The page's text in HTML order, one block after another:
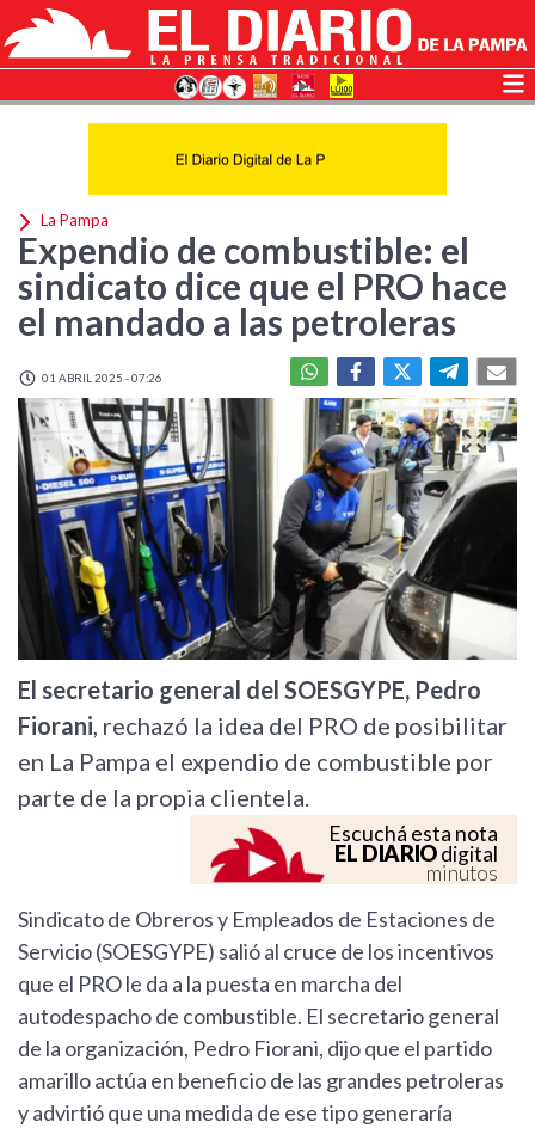
La Pampa
Expendio de combustible: el
sindicato dice que el PRO hace
el mandado a las petroleras
01 ABRIL 2025 - 07:26
El secretario general del SOESGYPE, Pedro
Fiorani, rechazó la idea del PRO de posibilitar
en La Pampa el expendio de combustible por
parte de la propia clientela.
Escuchá esta nota
EL DIARIOdigital
minutos
Sindicato de Obreros y Empleados de Estaciones de
Servicio (SOESGYPE) salió al cruce de los incentivos
que el PRO le da a la puesta en marcha del
autodespacho de combustible. El secretario general
de la organización, Pedro Fiorani, dijo que el partido
amarillo actúa en beneficio de las grandes petroleras
y advirtió que una medida de ese tipo generaría